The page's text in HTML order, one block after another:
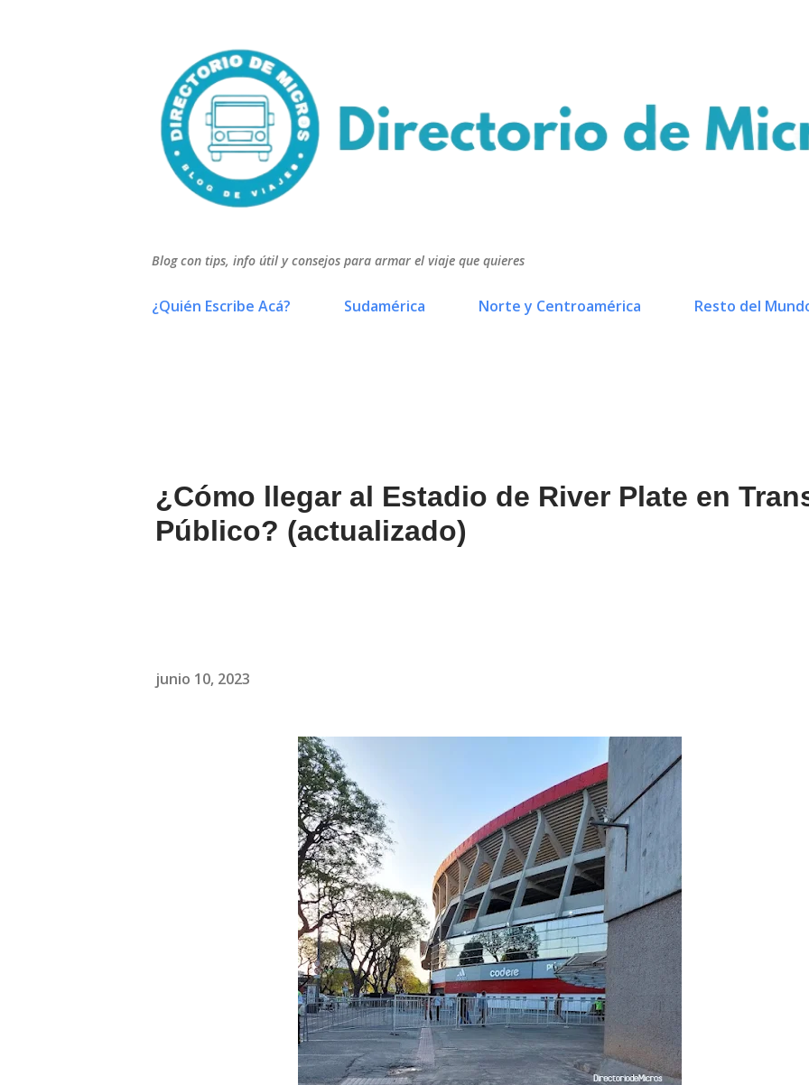
Blog con tips, info útil y consejos para armar el viaje que quieres
¿Quién Escribe Acá? Sudamérica Norte y Centroamérica Resto del
¿Cómo llegar al Estadio de River Plate en
Público? (actualizado)
junio 10, 2023